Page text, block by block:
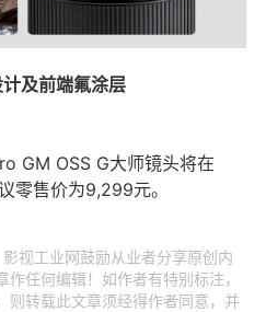
及前端氟涂层
GM OSS G大师镜头将在
零售价为9,299元。
视工业网鼓励从业者分享原创内
任何编辑！如作者有特别标注，
则转载此文章须经得作者同意，并